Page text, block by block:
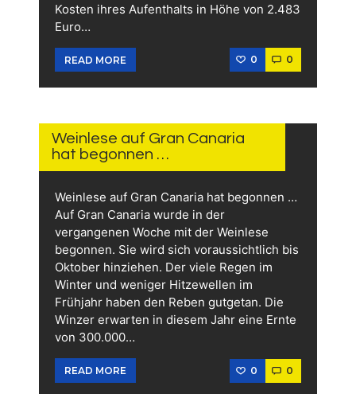
Kosten ihres Aufenthalts in Höhe von 2.483
Euro…
READ MORE 0 0
2026
Weinlese auf Gran Canaria
hat begonnen …
Weinlese auf Gran Canaria hat begonnen …
Auf Gran Canaria wurde in der
vergangenen Woche mit der Weinlese
begonnen. Sie wird sich voraussichtlich bis
Oktober hinziehen. Der viele Regen im
Winter und weniger Hitzewellen im
Frühjahr haben den Reben gutgetan. Die
Winzer erwarten in diesem Jahr eine Ernte
von 300.000…
READ MORE 0 0